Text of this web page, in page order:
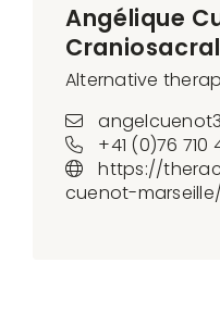
Angélique
Alternative
+41 (0)76 710
https://
cuenot-